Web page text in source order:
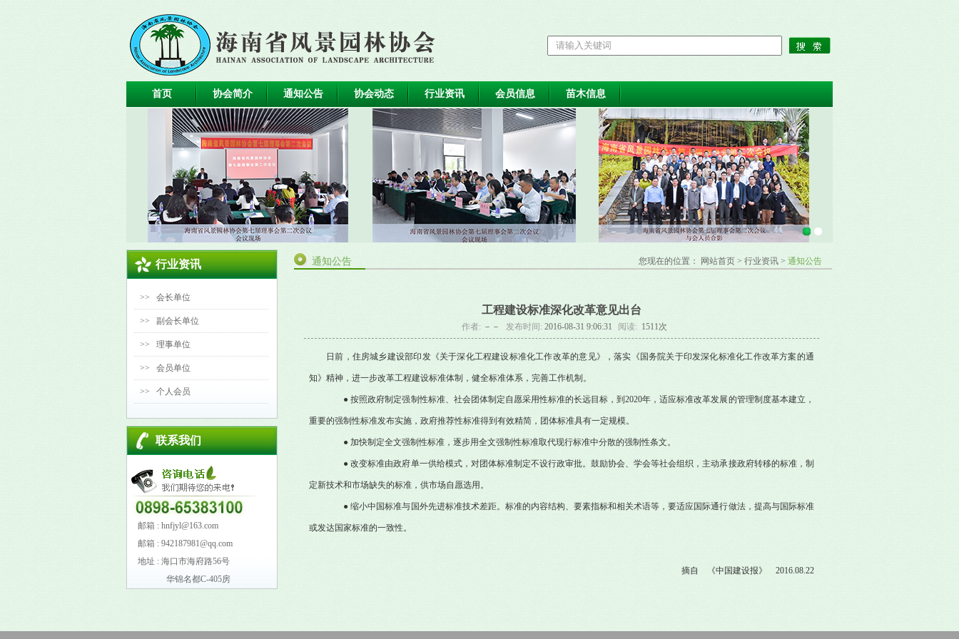
首页 协会简介 通知公告 协会动态 行业资讯 会员信息 苗木信息
行业资讯
>> 会长单位
>> 副会长单位
>> 理事单位
>> 会员单位
>> 个人会员
联系我们
邮箱 : hnfjyl@163.com
邮箱 : 942187981@qq.com
地址 : 海口市海府路56号
华锦名都C-405房
通知公告 您现在的位置： 网站首页 > 行业资讯 > 通知公告
工程建设标准深化改革意见出台
作者: －－ 发布时间: 2016-08-31 9:06:31 阅读: 1511次
日前，住房城乡建设部印发《关于深化工程建设标准化工作改革的意见》，落实《国务院关于印发深化标准化工作改革方案的通
知》精神，进一步改革工程建设标准体制，健全标准体系，完善工作机制。
● 按照政府制定强制性标准、社会团体制定自愿采用性标准的长远目标，到2020年，适应标准改革发展的管理制度基本建立，
重要的强制性标准发布实施，政府推荐性标准得到有效精简，团体标准具有一定规模。
● 加快制定全文强制性标准，逐步用全文强制性标准取代现行标准中分散的强制性条文。
● 改变标准由政府单一供给模式，对团体标准制定不设行政审批。鼓励协会、学会等社会组织，主动承接政府转移的标准，制
定新技术和市场缺失的标准，供市场自愿选用。
● 缩小中国标准与国外先进标准技术差距。标准的内容结构、要素指标和相关术语等，要适应国际通行做法，提高与国际标准
或发达国家标准的一致性。
摘自 《中国建设报》 2016.08.22